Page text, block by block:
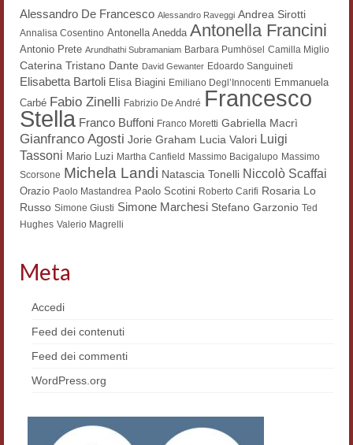
LEAD
Didattica
Master INFOTEXT
Workshop DH
Summer School DH
ERASMUS/DEMM
Storia e forme della canzone
Hagiographica Coreana
Scrittori latini dell’Europa medioevale
Atti di convegno
Alessandro De Francesco Alessandro Raveggi Andrea Sirotti
Annalisa Cosentino Antonella Anedda Antonella Francini
Antonio Prete Arundhathi Subramaniam Barbara Pumhösel Camilla Miglio
Caterina Tristano Dante David Gewanter Edoardo Sanguineti
Elisabetta Bartoli Elisa Biagini Emiliano Degl’Innocenti Emmanuela
Carbé Fabio Zinelli Fabrizio De André Francesco
Stella Franco Buffoni Franco Moretti Gabriella Macrì
Gianfranco Agosti Jorie Graham Lucia Valori Luigi
Tassoni Mario Luzi Martha Canfield Massimo Bacigalupo Massimo
Scorsone Michela Landi Natascia Tonelli Niccolò Scaffai
Orazio Paolo Mastandrea Paolo Scotini Roberto Carifi Rosaria Lo
Russo Simone Giusti Simone Marchesi Stefano Garzonio Ted
Hughes Valerio Magrelli
Meta
Accedi
Feed dei contenuti
Feed dei commenti
WordPress.org